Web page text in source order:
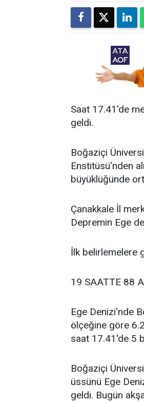
Saat 17.41'de
geldi.
Boğaziçi
Enstitüsü'nden
büyüklüğünde
Çanakkale İl
Depremin Ege
İlk belirlemelere
19 SAATTE 88
Ege Denizi'nde
ölçeğine göre
saat 17.41'de 5
Boğaziçi
üssünü Ege
geldi. Bugün